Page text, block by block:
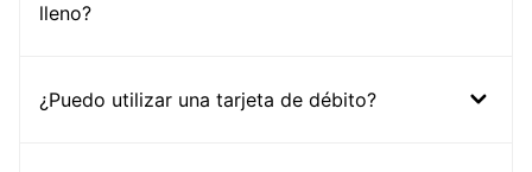
lleno?
¿Puedo utilizar una tarjeta de débito?